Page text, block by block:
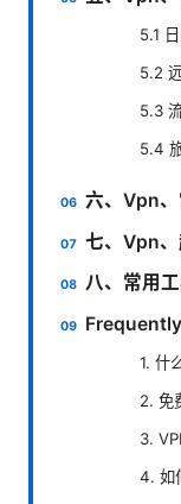
5.1
5.2
5.3
5.4
六、Vpn
七、Vpn
八、常用
1. 什
2. 免
3.
4. 如